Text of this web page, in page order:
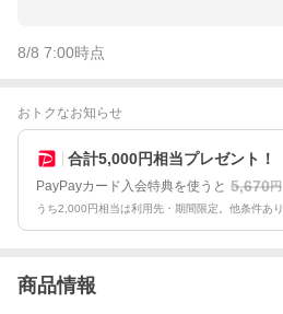
8/8 7:00時点
おトクなお知らせ
合計5,000円相当プレゼント！
PayPayカード入会特典を使うと 5,670円
うち2,000円相当は利用先・期間限定。他条件あり
商品情報